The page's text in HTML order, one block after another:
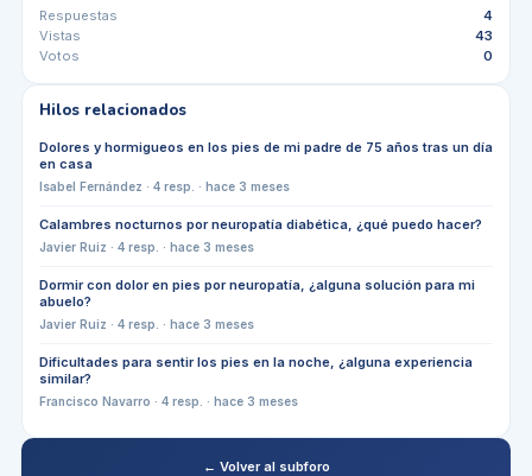
Respuestas
4
Vistas
43
Votos
0
Hilos relacionados
Dolores y hormigueos en los pies de mi padre de 75 años tras un día
en casa
Isabel Fernández · 4resp. · hace 3 meses
Calambres nocturnos por neuropatía diabética, ¿qué puedo hacer?
Javier Ruiz · 4resp. · hace 3 meses
Dormir con dolor en pies por neuropatía, ¿alguna solución para mi
abuelo?
Javier Ruiz · 4resp. · hace 3 meses
Dificultades para sentir los pies en la noche, ¿alguna experiencia
similar?
Francisco Navarro · 4resp. · hace 3 meses
← Volver al subforo